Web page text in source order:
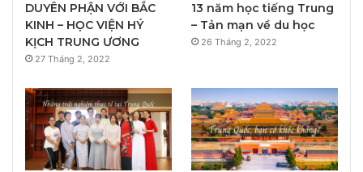
DUYÊN PHẬN VỚI BẮC
KINH – HỌC VIỆN HÝ
KỊCH TRUNG ƯƠNG
27 Tháng 2, 2022
13 năm học tiếng Trung
– Tản mạn về du học
26 Tháng 2, 2022